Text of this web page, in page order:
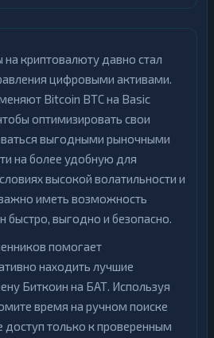
криптовалюту давно стал
цифровыми активами.
Bitcoin BTC на Basic
оптимизировать свои
выгодными рыночными
на более удобную для
высокой волатильности и
иметь возможность
быстро, выгодно и безопасно.
помогает
находить лучшие
Биткоин на БАТ. Используя
время на ручном поиске
доступ только к проверенным